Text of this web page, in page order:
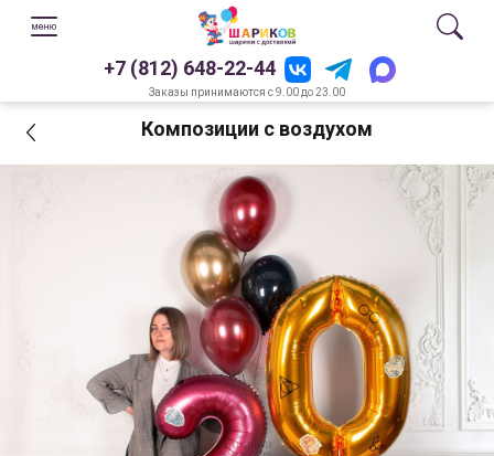
+7 (812) 648-22-44
Заказы принимаются с 9.00 до 23.00
Композиции с воздухом